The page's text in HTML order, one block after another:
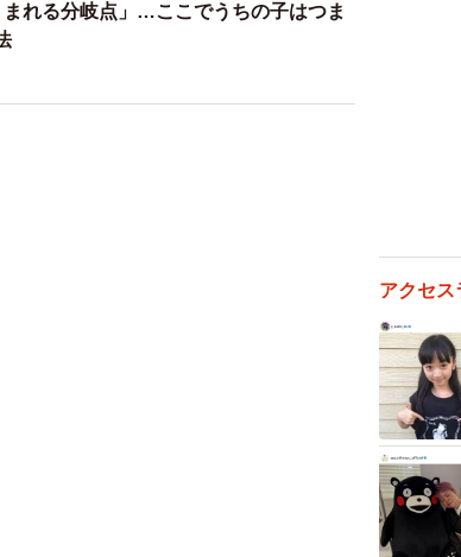
ことから、意識面では否定的な傾向が
まれる分岐点」…ここでうちの子はつま
アクセス